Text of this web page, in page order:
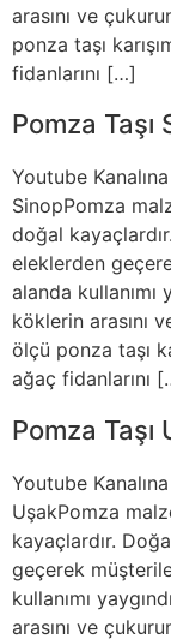
arasını ve
ponza taşı
fidanlarını […]
Pomza Taşı
Youtube
SinopPomza
doğal
eleklerden
alanda kullanımı
köklerin arasını
ölçü ponza taşı
ağaç fidanlarını
Pomza Taşı
Youtube
UşakPomza
kayaçlardır.
geçerek
kullanımı
arasını ve